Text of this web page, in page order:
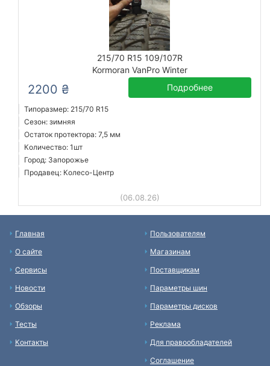
215/70 R15 109/107R
Kormoran VanPro Winter
2200 ₴ Подробнее
Типоразмер: 215/70 R15
Сезон: зимняя
Остаток протектора: 7,5 мм
Количество: 1шт
Город: Запорожье
Продавец: Колесо-Центр
(06.08.26)
Главная
О сайте
Сервисы
Новости
Обзоры
Тесты
Контакты
Пользователям
Магазинам
Поставщикам
Параметры шин
Параметры дисков
Реклама
Для правообладателей
Соглашение